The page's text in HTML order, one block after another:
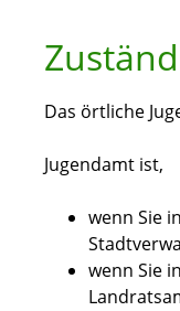
Das örtliche
Jugendamt ist,
wenn Sie
wenn Sie